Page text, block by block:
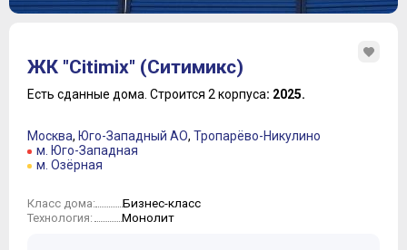
ЖК "Citimix" (Ситимикс)
Есть сданные дома. Строится 2 корпуса: 2025.
Москва, Юго-Западный АО, Тропарёво-Никулино
м. Юго-Западная
м. Озёрная
Класс дома: Бизнес-класс
Технология: Монолит